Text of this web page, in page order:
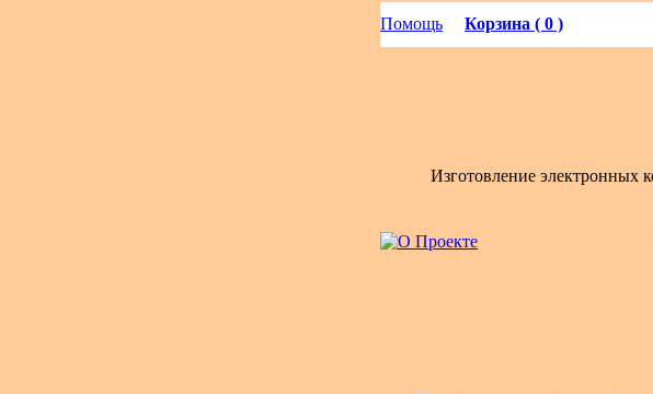
Помощь Корзина ( 0 )
Изготовление электронных